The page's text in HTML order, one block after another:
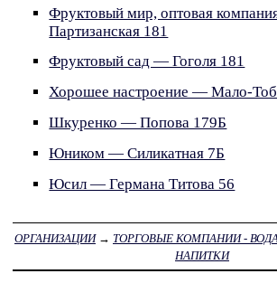
Фруктовый мир, оптовая
Партизанская 181
Фруктовый сад — Гоголя 181
Хорошее настроение — Мало-
Шкуренко — Попова 179Б
Юником — Силикатная 7Б
Юсил — Германа Титова 56
ОРГАНИЗАЦИИ→ ТОРГОВЫЕ КОМПАНИИ -
НАПИТКИ